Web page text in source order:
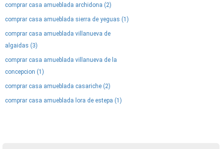
comprar casa amueblada archidona (2)
comprar casa amueblada sierra de yeguas (1)
comprar casa amueblada villanueva de
algaidas (3)
comprar casa amueblada villanueva de la
concepcion (1)
comprar casa amueblada casariche (2)
comprar casa amueblada lora de estepa (1)